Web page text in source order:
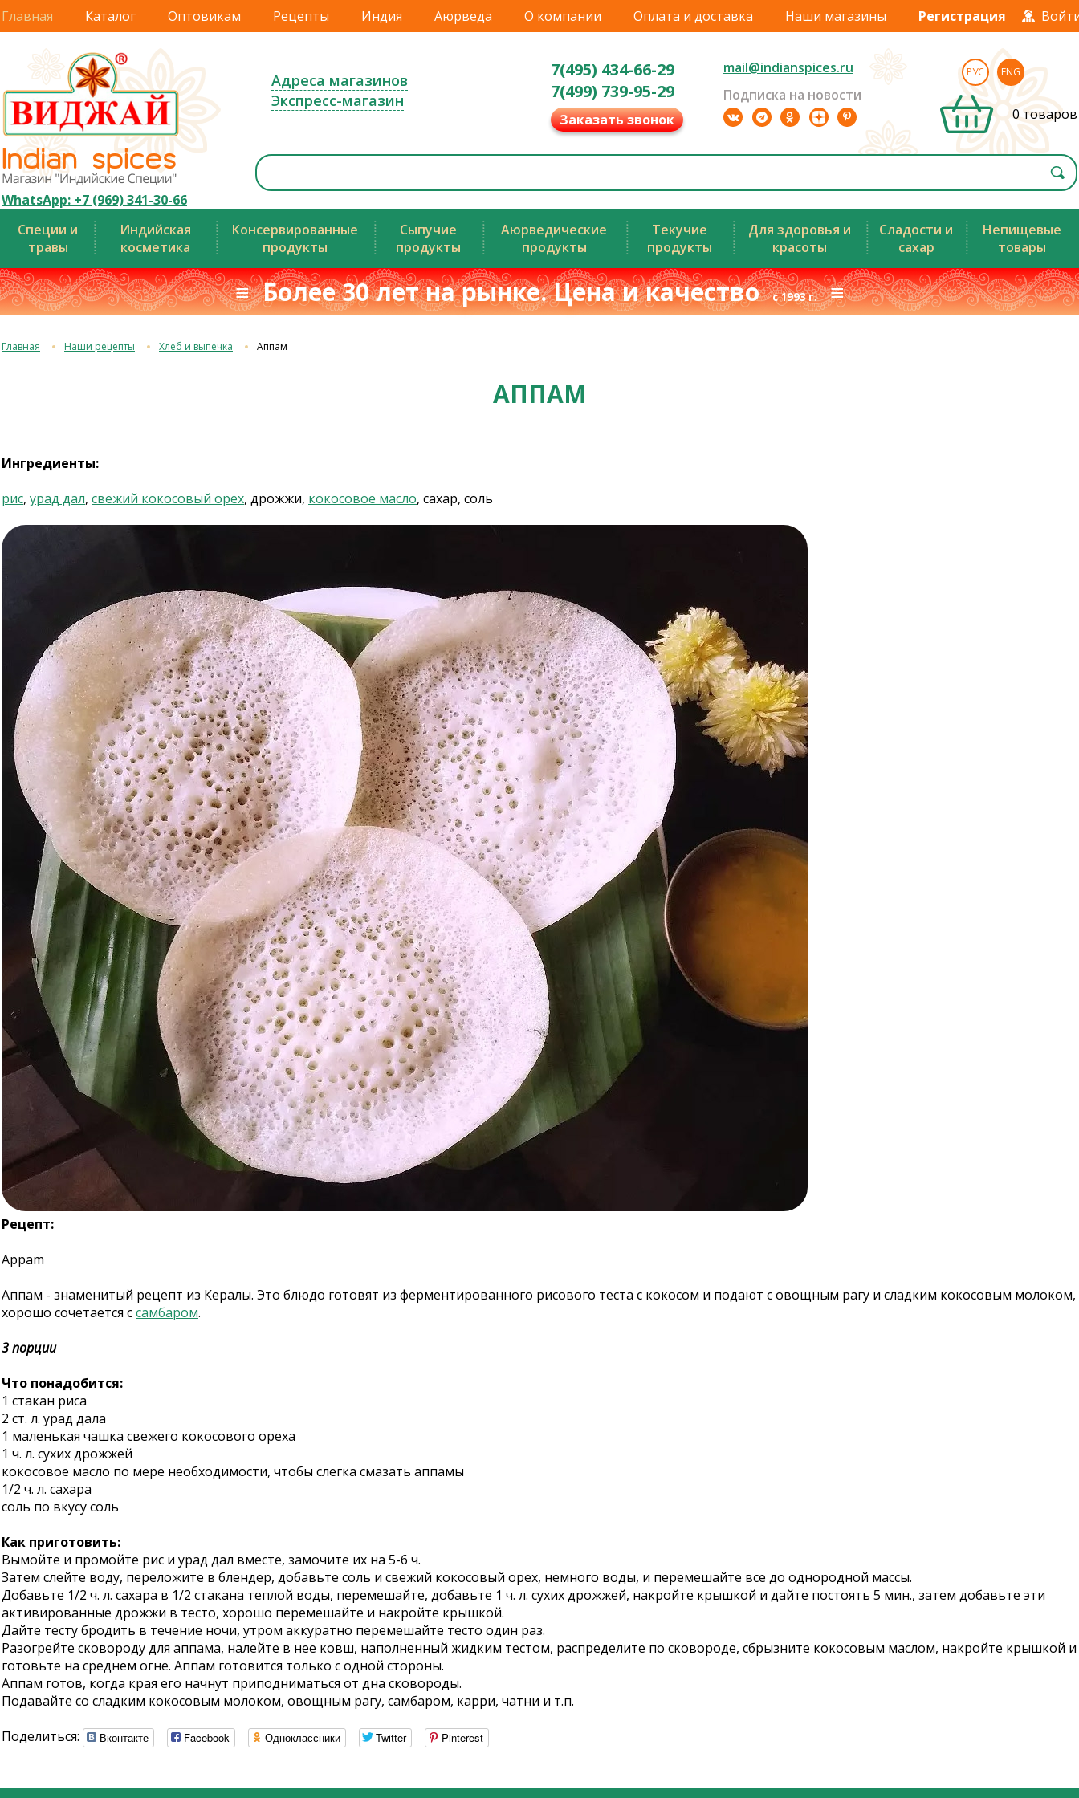
Главная Каталог Оптовикам Рецепты Индия Аюрведа О компании Оплата и доставка Наши магазины Регистрация
WhatsApp: +7 (969) 341-30-66
Адреса магазинов
Экспресс-магазин
7(495) 434-66-29
7(499) 739-95-29
Заказать звонок
mail@indianspices.ru
Подписка на новости
РУС ENG
0 товаров
Специи и
травы
Индийская
косметика
Консервированные
продукты
Сыпучие
продукты
Аюрведические
продукты
Текучие
продукты
Для здоровья и
красоты
Сладости и
сахар
Непищевые
товары
≡ Более 30 лет на рынке. Цена и качествос 1993 г.≡
Главная Наши рецепты Хлеб и выпечка Аппам
АППАМ
Ингредиенты:
рис, урад дал, свежий кокосовый орех, дрожжи, кокосовое масло, сахар, соль
Рецепт:
Appam
Аппам - знаменитый рецепт из Кералы. Это блюдо готовят из ферментированного рисового теста с кокосом и подают с овощным рагу и сладким кокосовым молоком,
хорошо сочетается ссамбаром.
3 порции
Что понадобится:
1 стакан риса
2 ст. л. урад дала
1 маленькая чашка свежего кокосового ореха
1 ч. л. сухих дрожжей
кокосовое масло по мере необходимости, чтобы слегка смазать аппамы
1/2 ч. л. сахара
соль по вкусу соль
Как приготовить:
Вымойте и промойте рис и урад дал вместе, замочите их на 5-6 ч.
Затем слейте воду, переложите в блендер, добавьте соль и свежий кокосовый орех, немного воды, и перемешайте все до однородной массы.
Добавьте 1/2 ч. л. сахара в 1/2 стакана теплой воды, перемешайте, добавьте 1 ч. л. сухих дрожжей, накройте крышкой и дайте постоять 5 мин., затем добавьте эти
активированные дрожжи в тесто, хорошо перемешайте и накройте крышкой.
Дайте тесту бродить в течение ночи, утром аккуратно перемешайте тесто один раз.
Разогрейте сковороду для аппама, налейте в нее ковш, наполненный жидким тестом, распределите по сковороде, сбрызните кокосовым маслом, накройте крышкой и
готовьте на среднем огне. Аппам готовится только с одной стороны.
Аппам готов, когда края его начнут приподниматься от дна сковороды.
Подавайте со сладким кокосовым молоком, овощным рагу, самбаром, карри, чатни и т.п.
Поделиться:
Вконтакте Facebook Одноклассники Twitter Pinterest